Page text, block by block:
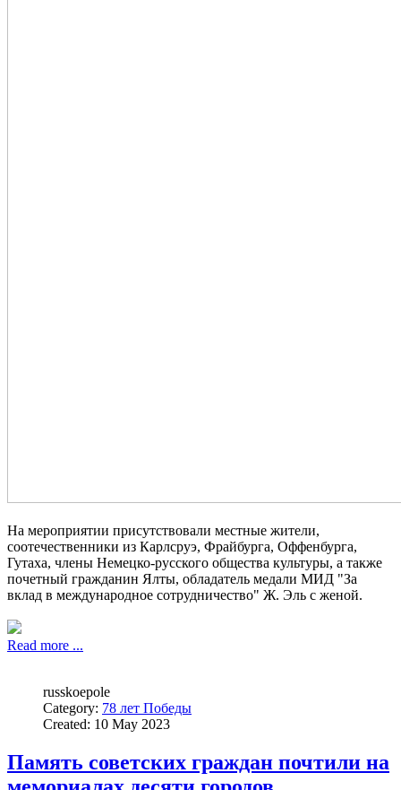
На мероприятии присутствовали местные жители,
соотечественники из Карлсруэ, Фрайбурга, Оффенбурга,
Гутаха, члены Немецко-русского общества культуры, а также
почетный гражданин Ялты, обладатель медали МИД "За
вклад в международное сотрудничество" Ж. Эль с женой.
Read more ...
russkoepole
Category: 78 лет Победы
Created: 10 May 2023
Память советских граждан почтили на